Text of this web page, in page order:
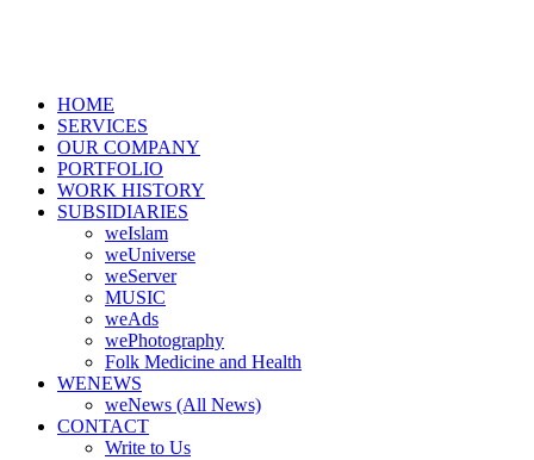
HOME
SERVICES
OUR COMPANY
PORTFOLIO
WORK HISTORY
SUBSIDIARIES
weIslam
weUniverse
weServer
MUSIC
weAds
wePhotography
Folk Medicine and Health
WENEWS
weNews (All News)
CONTACT
Write to Us